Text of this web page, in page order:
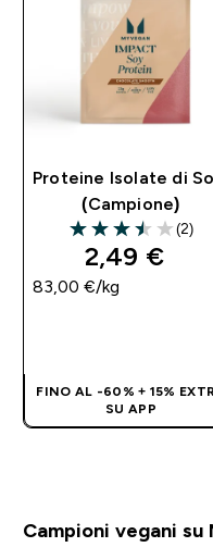
Proteine Isolate di
(Campione)
3.5 out of 5 stars
(2)
2,49 €‎
83,00 €‎/kg
FINO AL -60% + 15%
SU APP
Campioni vegani su